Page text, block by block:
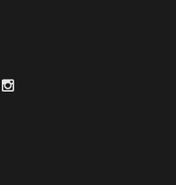
YouTube